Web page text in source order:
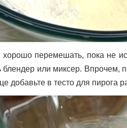
перемешать, пока не
блендер или миксер.
добавьте в тесто для